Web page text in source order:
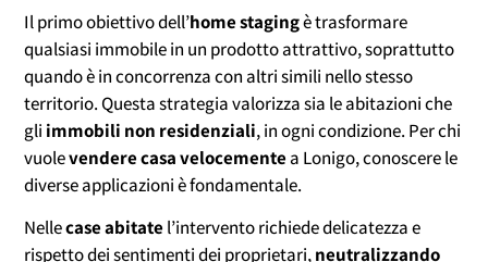
Il primo obiettivo dell’home stagingè trasformare
qualsiasi immobile in un prodotto attrattivo, soprattutto
quando è in concorrenza con altri simili nello stesso
territorio. Questa strategia valorizza sia le abitazioni che
gli immobili non residenziali, in ogni condizione. Per chi
vuolevendere casa velocementea Lonigo, conoscere le
diverse applicazioni è fondamentale.
Nellecase abitatel’intervento richiede delicatezza e
rispetto dei sentimenti dei proprietari,neutralizzando